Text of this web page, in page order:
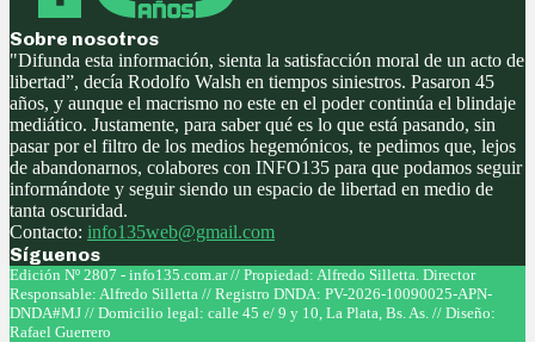
Sobre nosotros
"Difunda esta información, sienta la satisfacción moral de un acto de
libertad”, decía Rodolfo Walsh en tiempos siniestros. Pasaron 45
años, y aunque el macrismo no este en el poder continúa el blindaje
mediático. Justamente, para saber qué es lo que está pasando, sin
pasar por el filtro de los medios hegemónicos, te pedimos que, lejos
de abandonarnos, colabores con INFO135 para que podamos seguir
informándote y seguir siendo un espacio de libertad en medio de
tanta oscuridad.
Contacto: info135web@gmail.com
Síguenos
Facebook
Twitter
Instagram
Youtube
Edición Nº 2807 - info135.com.ar // Propiedad: Alfredo Silletta. Director
Responsable: Alfredo Silletta // Registro DNDA: PV-2026-10090025-APN-
DNDA#MJ // Domicilio legal: calle 45 e/ 9 y 10, La Plata, Bs. As. // Diseño:
Rafael Guerrero